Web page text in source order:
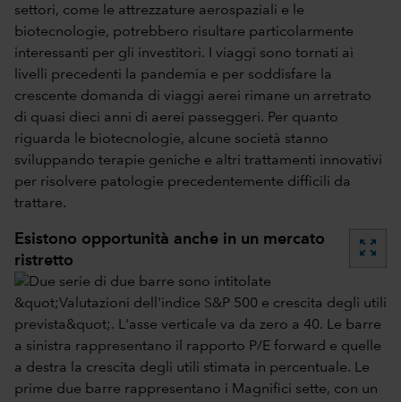
settori, come le attrezzature aerospaziali e le
biotecnologie, potrebbero risultare particolarmente
interessanti per gli investitori. I viaggi sono tornati ai
livelli precedenti la pandemia e per soddisfare la
crescente domanda di viaggi aerei rimane un arretrato
di quasi dieci anni di aerei passeggeri. Per quanto
riguarda le biotecnologie, alcune società stanno
sviluppando terapie geniche e altri trattamenti innovativi
per risolvere patologie precedentemente difficili da
trattare.
Esistono opportunità anche in un mercato
ristretto
zoom_out_map